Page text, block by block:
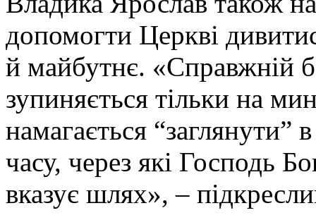
допомогти Церкві
й майбутнє. «Справжній
зупиняється тільки на
намагається
часу, через які Господь
вказує шлях», –